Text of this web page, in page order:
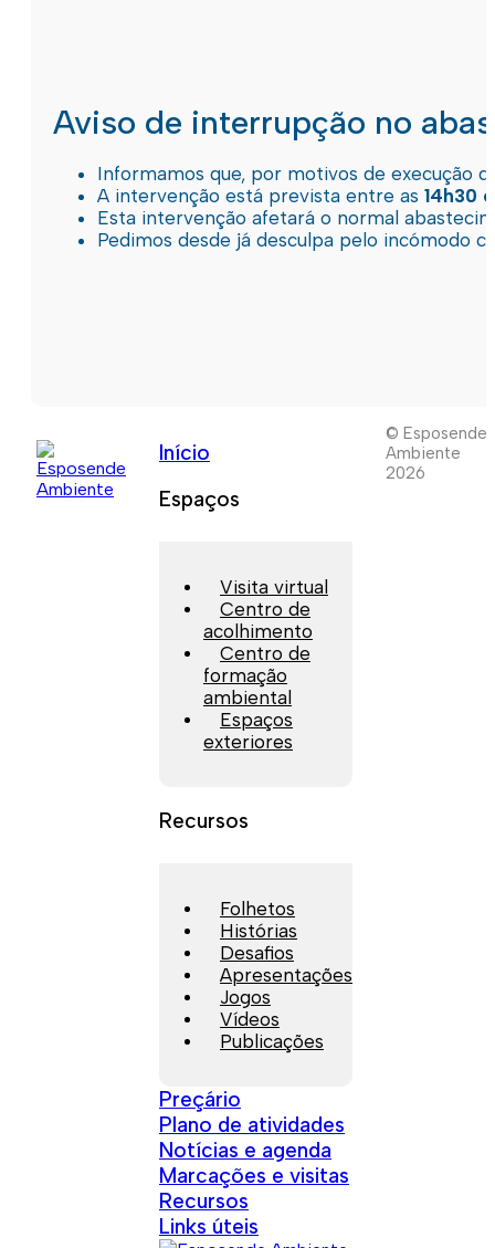
Aviso de interrupção no
Informamos que, por motivos de execução
A intervenção está prevista entre as 14h30
Esta intervenção afetará o normal
Pedimos desde já desculpa pelo incómodo
Início
Espaços
Visita virtual
Centro de
acolhimento
Centro de
formação
ambiental
Espaços
exteriores
Recursos
Folhetos
Histórias
Desafios
Apresentações
Jogos
Vídeos
Publicações
Preçário
Plano de atividades
Notícias e agenda
Marcações e visitas
Recursos
Links úteis
© Esposende
Ambiente
2026